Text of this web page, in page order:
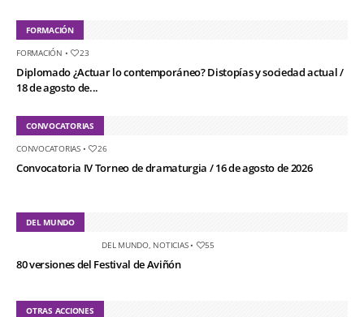
FORMACIÓN
FORMACIÓN • 23
Diplomado ¿Actuar lo contemporáneo? Distopías y sociedad actual /
18 de agosto de...
CONVOCATORIAS
CONVOCATORIAS• 26
Convocatoria IV Torneo de dramaturgia / 16 de agosto de 2026
DEL MUNDO
DEL MUNDO, NOTICIAS• 55
80 versiones del Festival de Aviñón
OTRAS ACCIONES